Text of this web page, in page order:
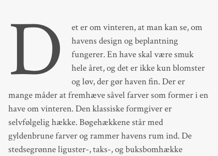
D
et er om vinteren, at man kan se, om
havens design og beplantning
fungerer. En have skal være smuk
hele året, og det er ikke kun blomster
og løv, der gør haven fin. Der er
mange måder at fremhæve såvel farver som former i en
have om vinteren. Den klassiske formgiver er
selvfølgelig hække. Bøgehækkene står med
gyldenbrune farver og rammer havens rum ind. De
stedsegrønne liguster-, taks-, og buksbomhække